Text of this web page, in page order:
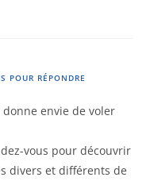
POUR RÉPONDRE
envie de voler
vous pour découvrir
divers et différents de